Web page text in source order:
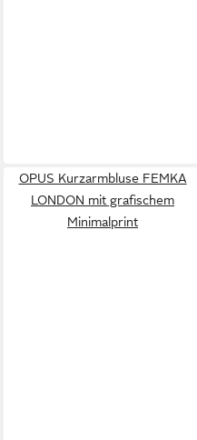
OPUS Kurzarmbluse FEMKA
LONDON mit grafischem
Minimalprint